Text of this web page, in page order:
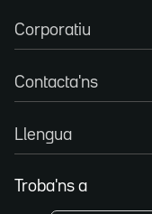
Corporatiu
Contacta'ns
Llengua
Troba'ns a